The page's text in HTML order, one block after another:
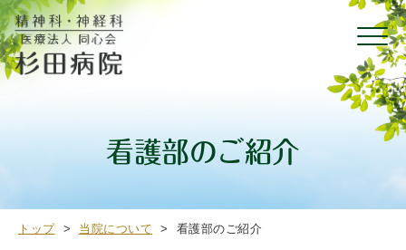
看護部のご紹介
トップ > 当院について > 看護部のご紹介